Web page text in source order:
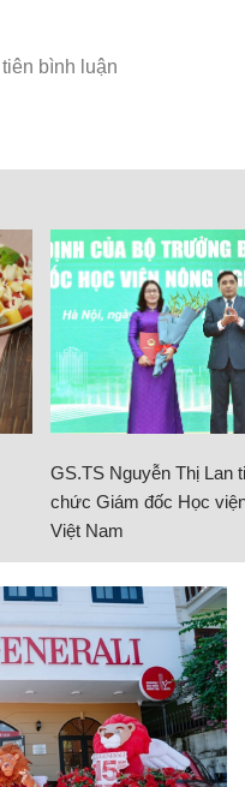
GS.TS Nguyễn Thị Lan
chức Giám đốc Học
Việt Nam